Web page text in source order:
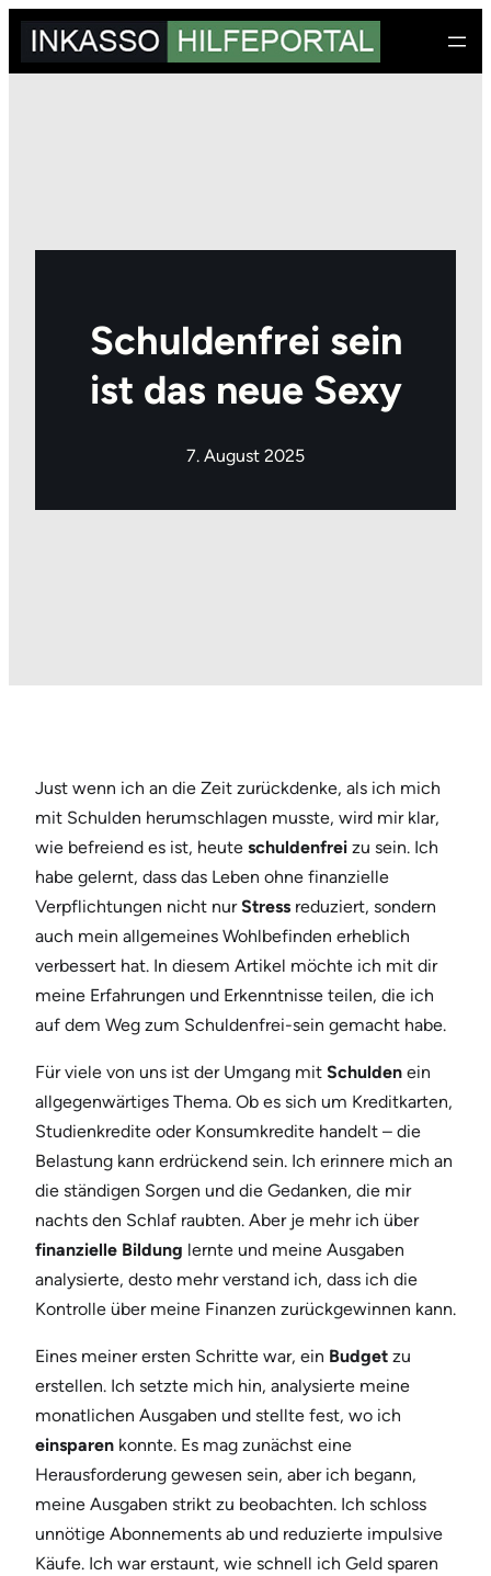
Zum
Inhalt
Schuldenfrei sein
ist das neue Sexy
7. August 2025
Just wenn ich an die Zeit zurückdenke, als ich mich
mit Schulden herumschlagen musste, wird mir klar,
wie befreiend es ist, heute schuldenfrei zu sein. Ich
habe gelernt, dass das Leben ohne finanzielle
Verpflichtungen nicht nurStress reduziert, sondern
auch mein allgemeines Wohlbefinden erheblich
verbessert hat. In diesem Artikel möchte ich mit dir
meine Erfahrungen und Erkenntnisse teilen, die ich
auf dem Weg zum Schuldenfrei-sein gemacht habe.
Für viele von uns ist der Umgang mit Schulden ein
allgegenwärtiges Thema. Ob es sich um Kreditkarten,
Studienkredite oder Konsumkredite handelt – die
Belastung kann erdrückend sein. Ich erinnere mich an
die ständigen Sorgen und die Gedanken, die mir
nachts den Schlaf raubten. Aber je mehr ich über
finanzielle Bildung lernte und meine Ausgaben
analysierte, desto mehr verstand ich, dass ich die
Kontrolle über meine Finanzen zurückgewinnen kann.
Eines meiner ersten Schritte war, ein Budget zu
erstellen. Ich setzte mich hin, analysierte meine
monatlichen Ausgaben und stellte fest, wo ich
einsparen konnte. Es mag zunächst eine
Herausforderung gewesen sein, aber ich begann,
meine Ausgaben strikt zu beobachten. Ich schloss
unnötige Abonnements ab und reduzierte impulsive
Käufe. Ich war erstaunt, wie schnell ich Geld sparen